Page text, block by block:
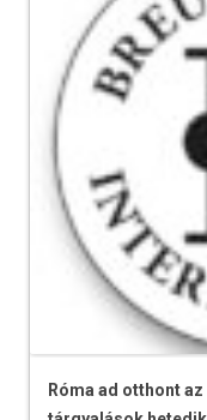
Róma ad otthont